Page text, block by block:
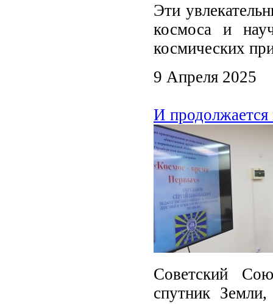
Эти
космоса и
космических
9 Апреля 2025
И продолжается
Советский
спутник